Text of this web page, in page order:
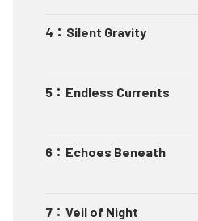
4 ： Silent Gravity
5 ： Endless Currents
6 ： Echoes Beneath
7 ： Veil of Night